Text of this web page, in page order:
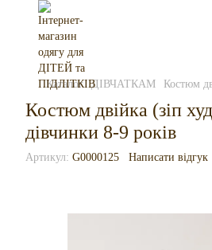
Каталог ДІВЧАТКАМ Костюм
Костюм двійка (зіп
дівчинки 8-9 років
Артикул: G0000125 Написати відгук